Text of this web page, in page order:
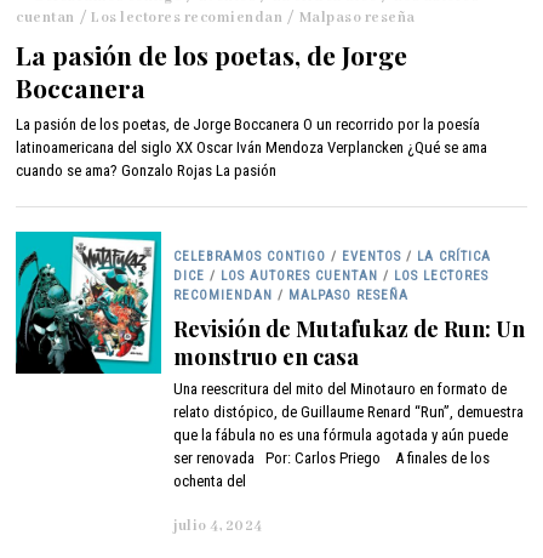
o
t
o
2
1
,
2
2
4
cuentan / Los lectores recomiendan / Malpaso reseña
La pasión de los poetas, de Jorge
Boccanera
La pasión de los poetas, de Jorge Boccanera O un recorrido por la poesía
latinoamericana del siglo XX Oscar Iván Mendoza Verplancken ¿Qué se ama
cuando se ama? Gonzalo Rojas La pasión
CELEBRAMOS CONTIGO / EVENTOS / LA CRÍTICA
DICE / LOS AUTORES CUENTAN / LOS LECTORES
RECOMIENDAN / MALPASO RESEÑA
Revisión de Mutafukaz de Run: Un
monstruo en casa
Una reescritura del mito del Minotauro en formato de
relato distópico, de Guillaume Renard “Run”, demuestra
que la fábula no es una fórmula agotada y aún puede
ser renovada Por: Carlos Priego A finales de los
ochenta del
julio 4, 2024